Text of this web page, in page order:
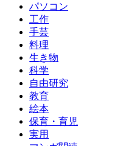
パソコン
工作
手芸
料理
生き物
科学
自由研究
教育
絵本
保育・育児
実用